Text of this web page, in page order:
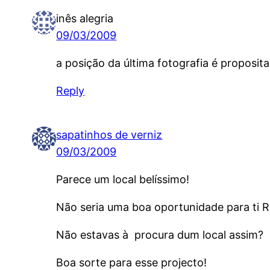
inês alegria
09/03/2009
a posição da última fotografia é
Reply
sapatinhos de verniz
09/03/2009
Parece um local belíssimo!
Não seria uma boa oportunidade para ti
Não estavas à procura dum local assim?
Boa sorte para esse projecto!